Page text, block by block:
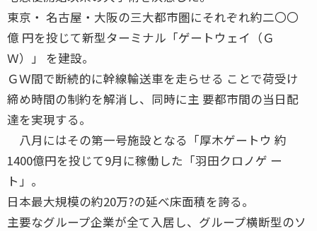
東京・ 名古屋・大阪の三大都市圏にそれぞれ約二〇〇
億 円を投じて新型ターミナル「ゲートウェイ（Ｇ
Ｗ）」 を建設。
ＧＷ間で断続的に幹線輸送車を走らせる ことで荷受け
締め時間の制約を解消し、同時に主 要都市間の当日配
達を実現する。
八月にはその第一号施設となる「厚木ゲートウ 約
1400億円を投じて9月に稼働した「羽田クロノゲ ー
ト」。
日本最大規模の約20万?の延べ床面積を誇る。
主要なグループ企業が全て入居し、グループ横断型のソ